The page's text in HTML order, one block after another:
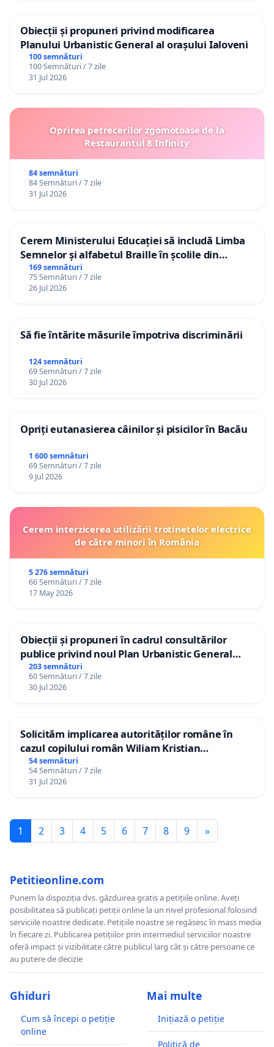
Obiecții și propuneri privind modificarea
Planului Urbanistic General al orașului Ialoveni
100 semnături
100 Semnături / 7 zile
31 Jul 2026
Oprirea petrecerilor zgomotoase de la
Restaurantul 8 Infinity
84 semnături
84 Semnături / 7 zile
31 Jul 2026
Cerem Ministerului Educației să includă Limba
Semnelor și alfabetul Braille în școlile din
Republica Moldova!
169 semnături
75 Semnături / 7 zile
26 Jul 2026
Să fie întărite măsurile împotriva discriminării
124 semnături
69 Semnături / 7 zile
30 Jul 2026
Opriți eutanasierea câinilor și pisicilor în Bacău
1 600 semnături
69 Semnături / 7 zile
9 Jul 2026
Cerem interzicerea utilizării trotinetelor electrice
de către minori în România
5 276 semnături
66 Semnături / 7 zile
17 May 2026
Obiecții și propuneri în cadrul consultărilor
publice privind noul Plan Urbanistic General
(PUG) Ialoveni
203 semnături
60 Semnături / 7 zile
30 Jul 2026
Solicităm implicarea autorităților române în
cazul copilului român Wiliam Kristian
Gheorghe, aflat în plasament în Danemarca de
12 ani
54 semnături
54 Semnături / 7 zile
31 Jul 2026
1 2 3 4 5 6 7 8 9 »
Petitieonline.com
Punem la dispoziția dvs. găzduirea gratis a petițiile online. Aveți
posibilitatea să publicați petiții online la un nivel profesional folosind
serviciile noastre dedicate. Petițiile noastre se regăsesc în mass media
în fiecare zi. Publicarea petițiilor prin intermediul serviciilor noastre
oferă impact și vizibilitate către publicul larg cât și către persoane ce
au putere de decizie
Ghiduri
Cum să începi o petiție
online
Mai multe
Inițiază o petiție
Politică de